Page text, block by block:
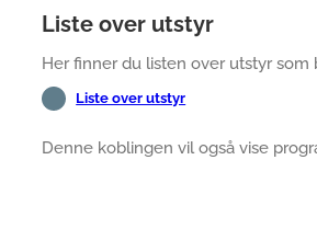
Liste over utstyr
Her finner du listen over utstyr
Liste over utstyr
Denne koblingen vil også vise